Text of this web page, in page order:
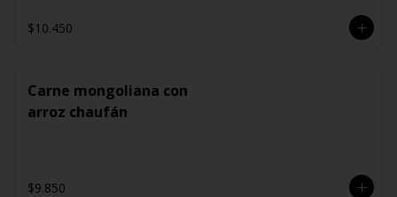
$10.450
Carne mongoliana con
arroz chaufán
$9.850